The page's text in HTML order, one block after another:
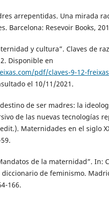
arrepentidas. Una mirada
Barcelona: Resevoir Books,
y cultura”. Claves de
Disponible en
pdf/claves-9-12-
el 10/11/2021.
destino de ser madres: la
de las nuevas tecnologías
Maternidades en el siglo
de la maternidad”. In:
diccionario de feminismo.
166.